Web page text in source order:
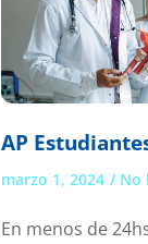
AP
marzo 1, 2024 No
En menos de